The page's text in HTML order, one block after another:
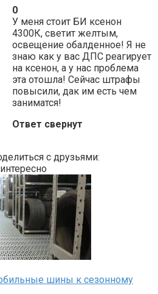
0
У меня стоит БИ ксенон
4300К, светит желтым,
освещение обалденное! Я не
знаю как у вас ДПС реагирует
на ксенон, а у нас проблема
эта отошла! Сейчас штрафы
повысили, дак им есть чем
заниматся!
Ответ свернут
с друзьями:
шины к сезонному